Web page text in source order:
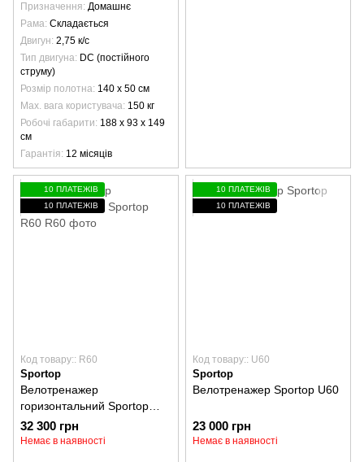
Призначення Домашнє
Рама Складається
Двигун 2,75 к/с
Тип двигуна DC (постійного
струму)
Розмір полотна 140 х 50 см
Max. вага користувача 150 кг
Робочі габарити 188 х 93 х 149
см
Гарантія 12 місяців
10 ПЛАТЕЖІВ
10 ПЛАТЕЖІВ
Код товару:: R60
Sportop
Велотренажер
горизонтальний Sportop
R60
32 300 грн
Немає в наявності
10 ПЛАТЕЖІВ
10 ПЛАТЕЖІВ
Код товару:: U60
Sportop
Велотренажер Sportop U60
23 000 грн
Немає в наявності